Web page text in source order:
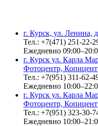
г. Курск, ул. Ленина,
Тел.: +7(471) 251-22-
Ежедневно
г. Курск ул. Карла
Фотоцентр,
Тел.: +7(951) 311-62-
Ежедневно
г. Курск ул. Карла
Фотоцентр,
Тел.: +7(951) 323-30-
Ежедневно